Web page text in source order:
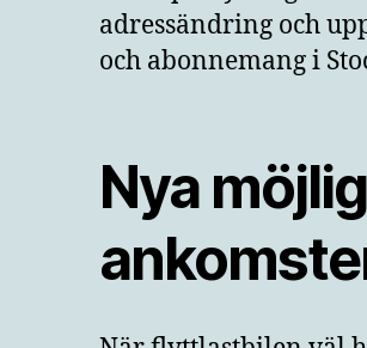
adressändring och
och abonnemang i
Nya